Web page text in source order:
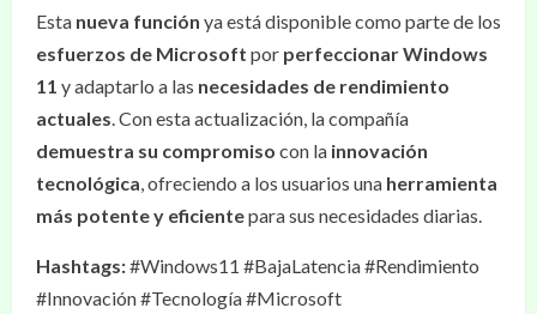
Esta nueva función ya está disponible como parte de los
esfuerzos de Microsoft por perfeccionar Windows
11 y adaptarlo a las necesidades de rendimiento
actuales. Con esta actualización, la compañía
demuestra su compromiso con la innovación
tecnológica, ofreciendo a los usuarios una herramienta
más potente y eficientepara sus necesidades diarias.
Hashtags:#Windows11 #BajaLatencia #Rendimiento
#Innovación #Tecnología #Microsoft